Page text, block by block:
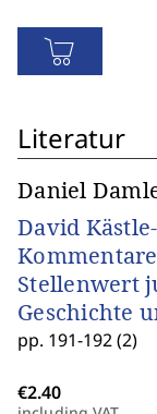
Literatur
Daniel
David
Stellenwert
Geschichte
pp. 191-192 (2)